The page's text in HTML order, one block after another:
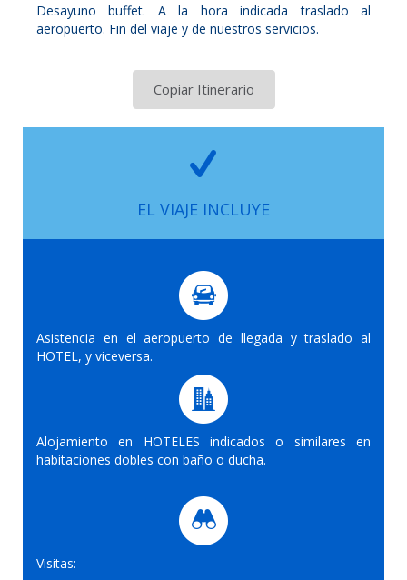
Desayuno buffet. A la hora indicada traslado al
aeropuerto. Fin del viaje y de nuestros servicios.
Copiar Itinerario
EL VIAJE INCLUYE
Asistencia en el aeropuerto de llegada y traslado al
HOTEL, y viceversa.
Alojamiento en HOTELES indicados o similares en
habitaciones dobles con baño o ducha.
Visitas: